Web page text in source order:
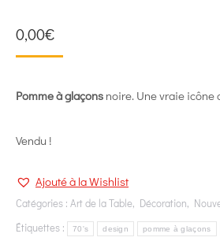
0,00€
Pomme à glaçons noire. Une vraie icône
Vendu !
Ajouté à la Wishlist
Catégories : Art de la Table, Décoration,
Étiquettes :
70's design pomme à glaçons